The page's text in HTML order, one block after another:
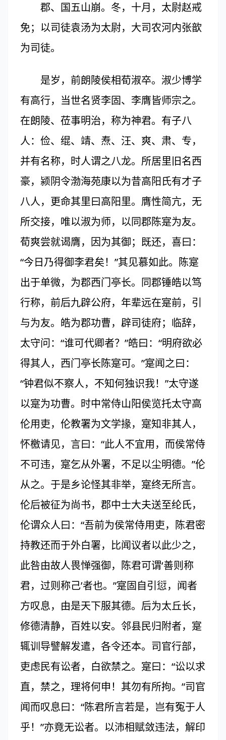
郡、国五山崩。冬，十月，太尉赵戒
免；以司徒袁汤为太尉，大司农河内张歆
为司徒。
是岁，前朗陵侯相荀淑卒。淑少博学
有高行，当世名贤李固、李膺皆师宗之。
在朗陵、莅事明治，称为神君。有子八
人：俭、绲、靖、焘、汪、爽、肃、专，
并有名称，时人谓之八龙。所居里旧名西
豪，颍阴令渤海苑康以为昔高阳氏有才子
八人，更命其里曰高阳里。膺性简亢，无
所交接，唯以淑为师，以同郡陈寔为友。
荀爽尝就谒膺，因为其御；既还，喜曰：
“今日乃得御李君矣！”其见慕如此。陈寔
出于单微，为郡西门亭长。同郡锤皓以笃
行称，前后九辟公府，年辈远在寔前，引
与为友。皓为郡功曹，辟司徒府；临辞，
太守问：“谁可代卿者？”皓曰：“明府欲必
得其人，西门亭长陈寔可。”寔闻之曰：
“钟君似不察人，不知何独识我！”太守遂
以寔为功曹。时中常侍山阳侯览托太守高
伦用吏，伦教署为文学掾，寔知非其人，
怀檄请见，言曰：“此人不宜用，而侯常侍
不可违，寔乞从外署，不足以尘明德。”伦
从之。于是乡论怪其非举，寔终无所言。
伦后被征为尚书，郡中士大夫送至纶氏，
伦谓众人曰：“吾前为侯常侍用吏，陈君密
持教还而于外白署，比闻议者以此少之，
此咎由故人畏惮强御，陈君可谓‘善则称
君，过则称己’者也。”寔固自引愆，闻者
方叹息，由是天下服其德。后为太丘长，
修德清静，百姓以安。邻县民归附者，寔
辄训导譬解发遣，各令还本。司官行部，
吏虑民有讼者，白欲禁之。寔曰：“讼以求
直，禁之，理将何申！其勿有所拘。”司官
闻而叹息曰：“陈君所言若是，岂有冤于人
乎！”亦竟无讼者。以沛相赋敛违法，解印